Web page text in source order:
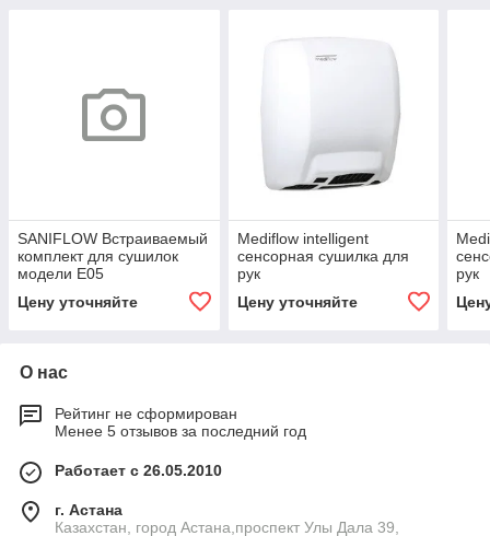
SANIFLOW Встраиваемый
комплект для сушилок
модели E05
Цену уточняйте
Mediflow intelligent
сенсорная сушилка для
рук
Цену уточняйте
рук
О нас
Рейтинг не сформирован
Менее 5 отзывов за последний год
Работает с 26.05.2010
г. Астана
Казахстан, город Астана,проспект Улы Дала 39,